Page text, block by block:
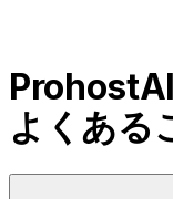
よくある